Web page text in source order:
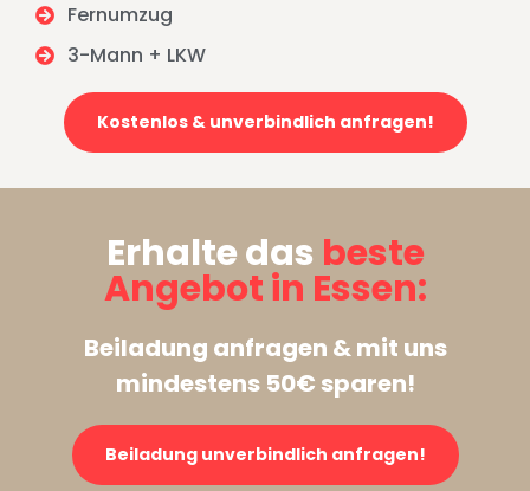
Fernumzug
3-Mann + LKW
Kostenlos & unverbindlich anfragen!
Erhalte das beste
Angebot in Essen:
Beiladung anfragen & mit uns
mindestens 50€ sparen!
Beiladung unverbindlich anfragen!